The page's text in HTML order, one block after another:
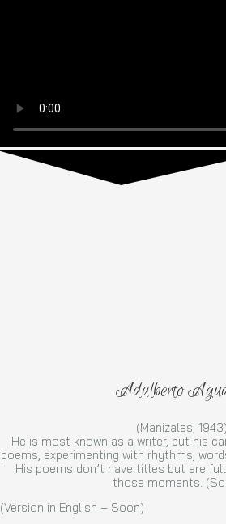
Adalberto
(Manizales, 1943)
He is most known as a writer, but his
poems, experimenting with rhythms,
His poems don’t have titles but are
those moments.
(Version in English – Soon)